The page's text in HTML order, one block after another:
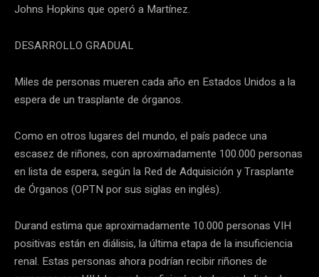
Johns Hopkins que operó a Martínez.
DESARROLLO GRADUAL
Miles de personas mueren cada año en Estados Unidos a la
espera de un trasplante de órganos.
Como en otros lugares del mundo, el país padece una
escasez de riñones, con aproximadamente 100.000 personas
en lista de espera, según la Red de Adquisición y Trasplante
de Órganos (OPTN por sus siglas en inglés).
Durand estima que aproximadamente 10.000 personas VIH
positivas están en diálisis, la última etapa de la insuficiencia
renal. Estas personas ahora podrían recibir riñones de